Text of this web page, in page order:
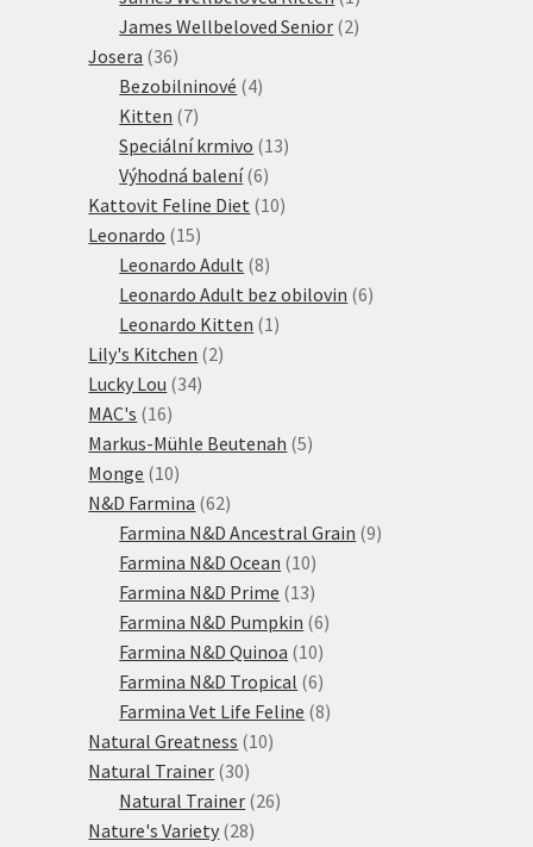
produkt
James Wellbeloved Senior 22
Josera 3636
produktů
Bezobilninové 44
Kitten 77
produktů
Speciální krmivo 1313
Výhodná balení 66
produktů
Kattovit Feline Diet 1010
Leonardo 1515
produktů
Leonardo Adult 88
produktů
Leonardo Adult bez obilovin 66
Leonardo Kitten 1 1
Lily's Kitchen 22
Lucky Lou 3434
MAC's 1616
produktů
Markus-Mühle Beutenah 55
Monge 1010
produktů
N&D Farmina 6262
produktů
Farmina N&D Ancestral Grain 99
Farmina N&D Ocean 1010
produktů
Farmina N&D Prime 1313
produktů
Farmina N&D Pumpkin 66
Farmina N&D Quinoa 1010
produktů
Farmina N&D Tropical 66
produktů
Farmina Vet Life Feline 88
Natural Greatness 1010
Natural Trainer 3030
produktů
Natural Trainer 2626
Nature's Variety 2828